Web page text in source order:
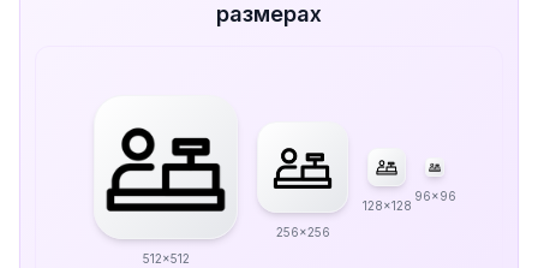
размерах
512x512
256x256
128x128
96x96